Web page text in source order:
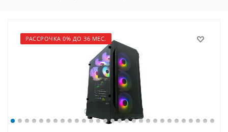
РАССРОЧКА 0% ДО 36 МЕС.